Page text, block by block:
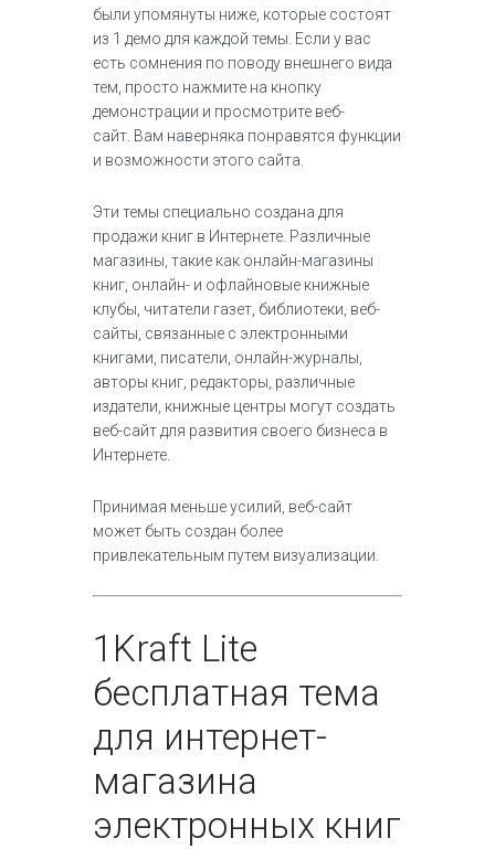
были упомянуты ниже, которые состоят
из 1 демо для каждой темы. Если у вас
есть сомнения по поводу внешнего вида
тем, просто нажмите на кнопку
демонстрации и просмотрите веб-
сайт. Вам наверняка понравятся функции
и возможности этого сайта.
Эти темы специально создана для
продажи книг в Интернете. Различные
магазины, такие как онлайн-магазины
книг, онлайн- и офлайновые книжные
клубы, читатели газет, библиотеки, веб-
сайты, связанные с электронными
книгами, писатели, онлайн-журналы,
авторы книг, редакторы, различные
издатели, книжные центры могут создать
веб-сайт для развития своего бизнеса в
Интернете.
Принимая меньше усилий, веб-сайт
может быть создан более
привлекательным путем визуализации.
1 Kraft Lite
бесплатная тема
для интернет-
магазина
электронных книг